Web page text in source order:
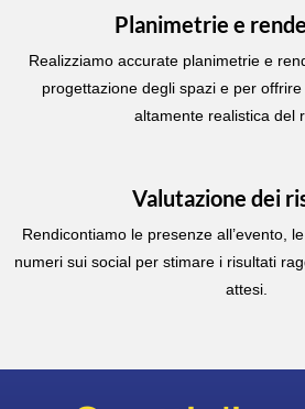
Planimetrie e
Realizziamo accurate planimetrie e
progettazione degli spazi e per
altamente realistica del
Valutazione dei
Rendicontiamo le presenze all’evento,
numeri sui social per stimare i risultati
attesi.